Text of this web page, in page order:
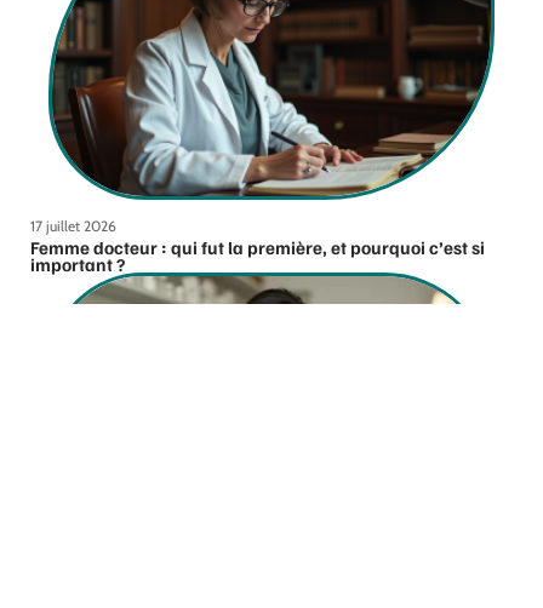
17 juillet 2026
Femme docteur : qui fut la première, et pourquoi c’est si
important ?